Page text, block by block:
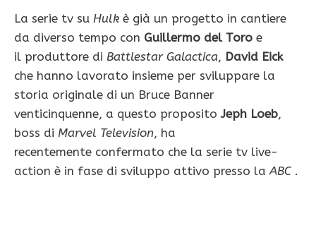
La serie tv su Hulk è già un progetto in cantiere
da diverso tempo con Guillermo del Toro e
il produttore di Battlestar Galactica, David Eick
che hanno lavorato insieme per sviluppare la
storia originale di un Bruce Banner
venticinquenne, a questo propositoJeph Loeb,
boss di Marvel Television, ha
recentemente confermato che la serie tv live-
action è in fase di sviluppo attivo presso la ABC .